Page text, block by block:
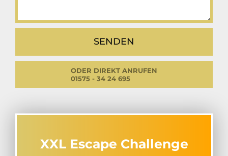
ODER DIREKT ANRUFEN
01575 - 34 24 695
XXL Escape Challenge